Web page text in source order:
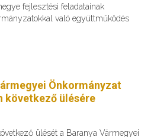
fejlesztési feladatainak
való együttműködés
Önkormányzat
következő ülésére
ülését a Baranya Vármegyei